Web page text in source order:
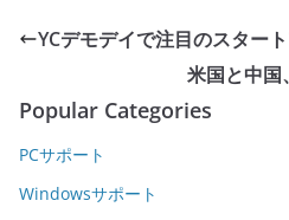
YCデモデイで注目のスター
米国と中
Popular Categories
PCサポート
Windowsサポート